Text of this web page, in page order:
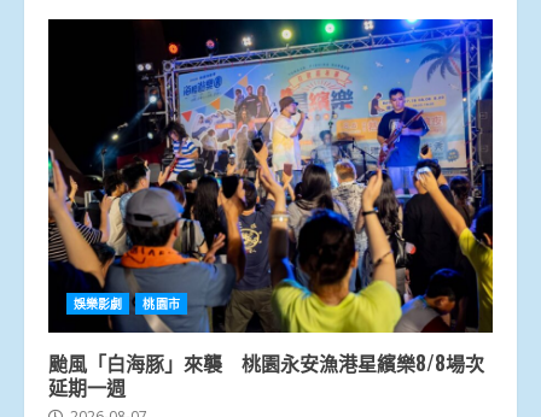
娛樂影劇 桃園市
颱風「白海豚」來襲 桃園永安漁港星繽樂8/8場次
延期一週